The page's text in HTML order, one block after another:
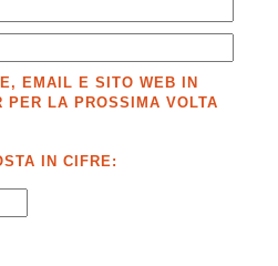
EMAIL E SITO WEB IN
PER LA PROSSIMA VOLTA
IN CIFRE: